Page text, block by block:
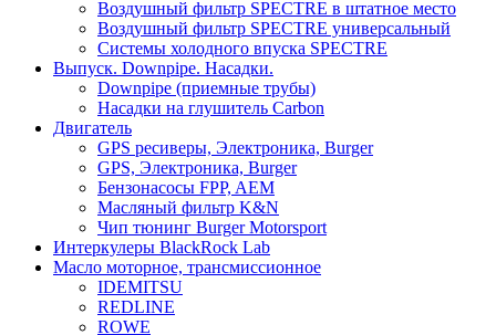
Воздушный фильтр SPECTRE в штатное место
Воздушный фильтр SPECTRE универсальный
Системы холодного впуска SPECTRE
Выпуск. Downpipe. Насадки.
Downpipe (приемные трубы)
Насадки на глушитель Carbon
Двигатель
GPS ресиверы, Электроника, Burger
GPS, Электроника, Burger
Бензонасосы FPP, AEM
Масляный фильтр K&N
Чип тюнинг Burger Motorsport
Интеркулеры BlackRock Lab
Масло моторное, трансмиссионное
IDEMITSU
REDLINE
ROWE